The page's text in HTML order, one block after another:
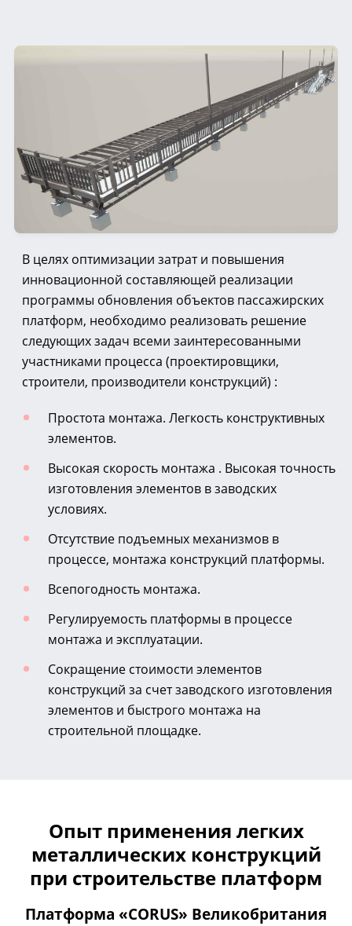
В целях оптимизации затрат и повышения
инновационной составляющей реализации
программы обновления объектов пассажирских
платформ, необходимо реализовать решение
следующих задач всеми заинтересованными
участниками процесса (проектировщики,
строители, производители конструкций) :
Простота монтажа. Легкость конструктивных
элементов.
Высокая скорость монтажа . Высокая точность
изготовления элементов в заводских
условиях.
Отсутствие подъемных механизмов в
процессе, монтажа конструкций платформы.
Всепогодность монтажа.
Регулируемость платформы в процессе
монтажа и эксплуатации.
Сокращение стоимости элементов
конструкций за счет заводского изготовления
элементов и быстрого монтажа на
строительной площадке.
Опыт применения легких
металлических конструкций
при строительстве платформ
Платформа «CORUS» Великобритания